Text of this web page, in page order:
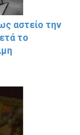
αστείο την
το